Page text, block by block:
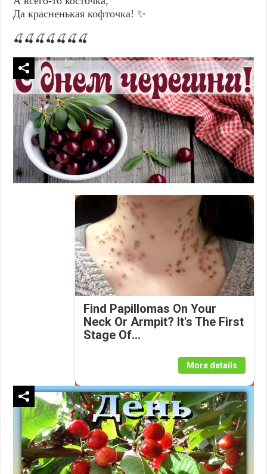
Да красненькая кофточка! ✨
🍒🍒🍒🍒🍒🍒🍒
Find Papillomas On Your
Neck Or Armpit? It's The First
Stage Of...
More details